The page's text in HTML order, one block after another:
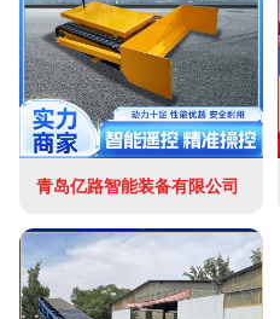
青岛亿路智能装备有限公司